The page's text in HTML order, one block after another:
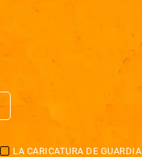
LA CARICATURA DE GUARDIA